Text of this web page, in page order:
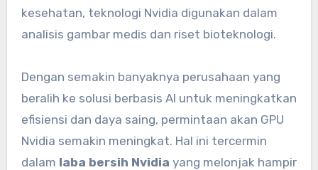
kesehatan, teknologi Nvidia digunakan dalam
analisis gambar medis dan riset bioteknologi.
Dengan semakin banyaknya perusahaan yang
beralih ke solusi berbasis AI untuk meningkatkan
efisiensi dan daya saing, permintaan akan GPU
Nvidia semakin meningkat. Hal ini tercermin
dalam laba bersih Nvidia yang melonjak hampir